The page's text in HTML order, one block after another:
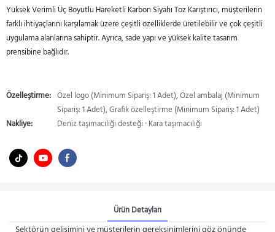
Yüksek Verimli Üç Boyutlu Hareketli Karbon Siyahı Toz Karıştırıcı, müşterilerin
farklı ihtiyaçlarını karşılamak üzere çeşitli özelliklerde üretilebilir ve çok çeşitli
uygulama alanlarına sahiptir. Ayrıca, sade yapı ve yüksek kalite tasarım
prensibine bağlıdır.
Özelleştirme: Özel logo (Minimum Sipariş: 1 Adet), Özel ambalaj (Minimum
Sipariş: 1 Adet), Grafik özelleştirme (Minimum Sipariş: 1 Adet)
Nakliye:
Deniz taşımacılığı desteği · Kara taşımacılığı
Ürün Detayları